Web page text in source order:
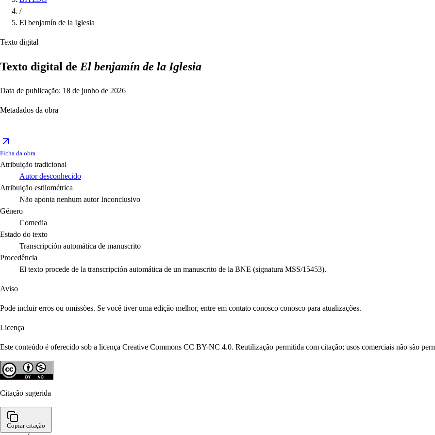
/
El benjamín de la Iglesia
Texto digital
Texto digital de El benjamín de la Iglesia
Data de publicação: 18 de junho de 2026
Metadados da obra
Ficha da obra
Atribuição tradicional
Autor desconhecido
Atribuição estilométrica
Não aponta nenhum autor Inconclusivo
Gênero
Comedia
Estado do texto
Transcripción automática de manuscrito
Procedência
El texto procede de la transcripción automática de un manuscrito de la BNE (signatura MSS/15453).
Aviso
Pode incluir erros ou omissões. Se você tiver uma edição melhor, entre em contato conosco conosco para atualizações.
Licença
Este conteúdo é oferecido sob a licença Creative Commons CC BY-NC 4.0. Reutilização permitida com citação; usos comerciais não são
Citação sugerida
Copiar citação